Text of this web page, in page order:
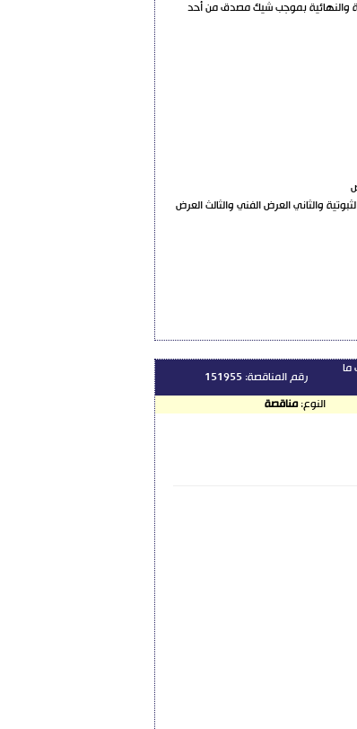
الاجمالية للعقد وتقدم التأمينات الأولية والنهائية بموجب شيك مصدق من أحد
الأولية والأوراق الثبوتية والثاني العرض الفني والثالث العرض
ما
رقم المناقصة:
النوع:مناقصة